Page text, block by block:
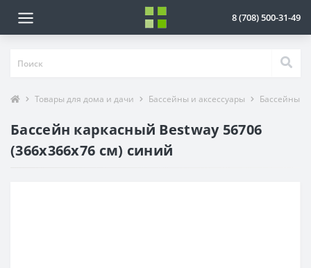
8 (708) 500-31-49
Товары для дома и дачи Бассейны и аксессуары Бассейны
Бассейн каркасный Bestway 56706
(366x366x76 см) синий